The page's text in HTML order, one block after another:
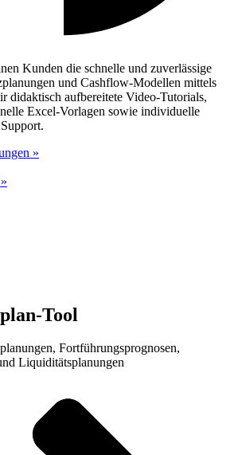
Kunden die schnelle und zuverlässige
und Cashflow-Modellen mittels
didaktisch aufbereitete Video-Tutorials,
Excel-Vorlagen sowie individuelle
»
Tool
Fortführungsprognosen,
Liquiditätsplanungen